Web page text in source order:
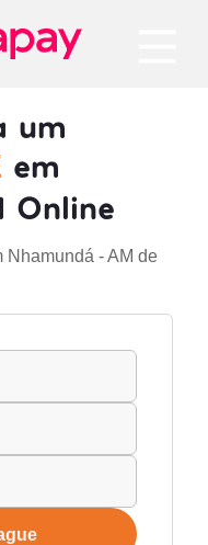
um
em
Online
Nhamundá - AM de